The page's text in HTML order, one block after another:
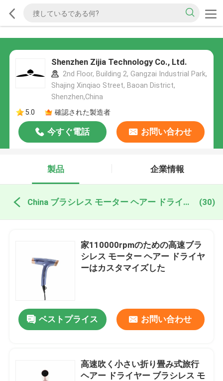
Shenzhen Zijia Technology Co., Ltd.
2nd Floor, Building 2, Gangzai Industrial Park,
Shajing Xinqiao Street, Baoan District,
Shenzhen,China
5.0
確認された製造者
今すぐ電話 お問い合わせ
製品 企業情報
China ブラシレス モーター ヘアー ドライヤー (30)
家110000rpmのための高速ブラ
シレス モーター ヘアー ドライヤ
ーはカスタマイズした
ベストプライス お問い合わせ
高速吹く小さい折り畳み式旅行
ヘアー ドライヤー ブラシレス モ